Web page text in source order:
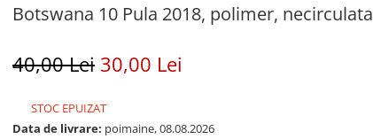
Botswana 10 Pula 2018, polimer, necirculata
40,00 Lei 30,00 Lei
STOC EPUIZAT
Data de livrare: poimaine, 08.08.2026